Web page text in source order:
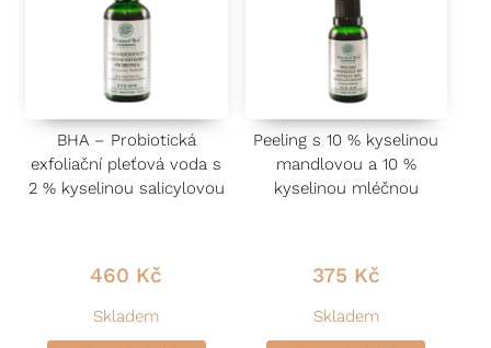
BHA – Probiotická
exfoliační pleťová voda s
2 % kyselinou salicylovou
460 Kč
Skladem
Peeling s 10 % kyselinou
mandlovou a 10 %
kyselinou mléčnou
375 Kč
Skladem